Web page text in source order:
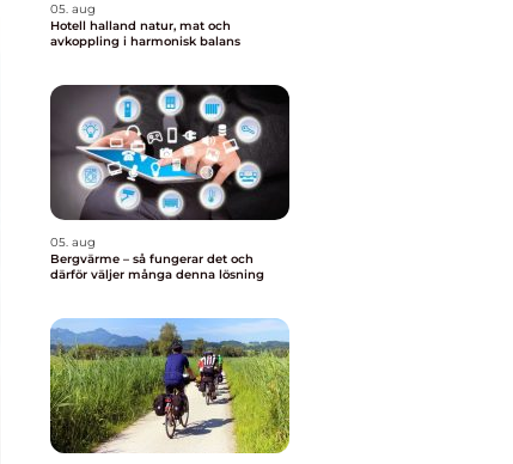
05. aug
Hotell halland natur, mat och
avkoppling i harmonisk balans
05. aug
Bergvärme – så fungerar det och
därför väljer många denna lösning